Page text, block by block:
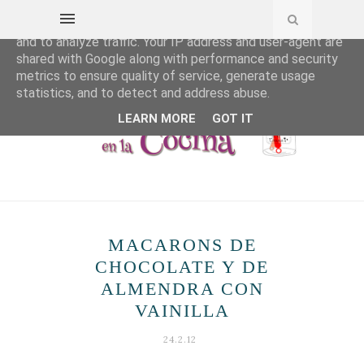
MACARONS DE
CHOCOLATE Y DE
ALMENDRA CON
VAINILLA
24.2.12
This site uses cookies from Google to deliver its services
and to analyze traffic. Your IP address and user-agent are
shared with Google along with performance and security
metrics to ensure quality of service, generate usage
statistics, and to detect and address abuse.
LEARN MORE GOT IT